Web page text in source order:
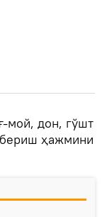
мой, дон, гўшт
бериш ҳажмини